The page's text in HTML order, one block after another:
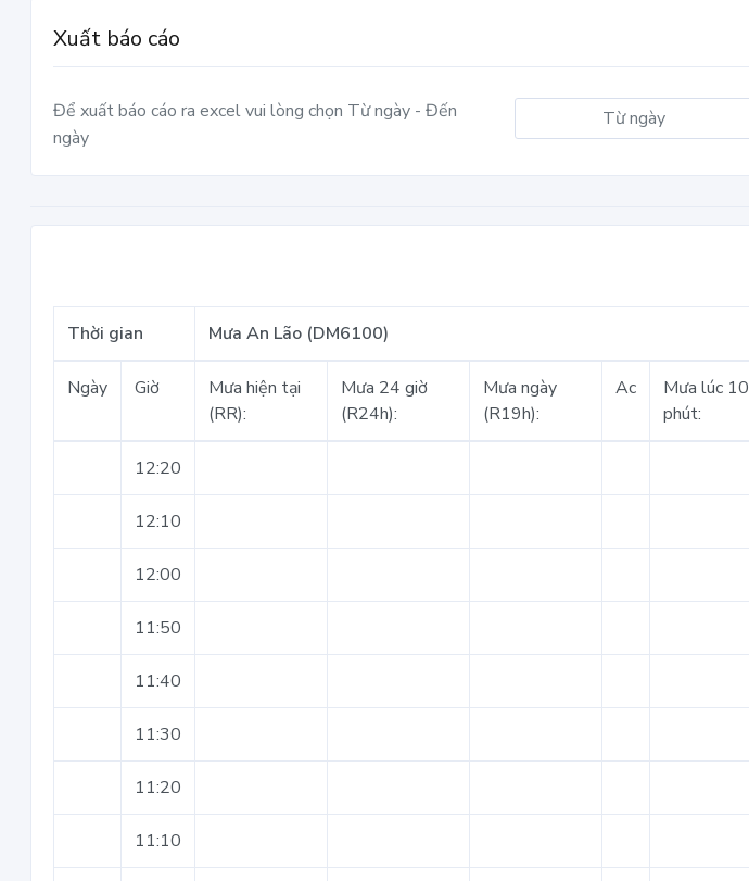
Xuất báo cáo
Để xuất báo cáo ra excel vui lòng chọn Từ ngày - Đến
ngày
Thời gian Mưa An Lão (DM6100)
Ngày Giờ
Mưa hiện tại
(RR):
Mưa 24 giờ
(R24h):
Mưa ngày
(R19h):
Ac
Mưa lúc 10
phút:
12:20
12:10
12:00
11:50
11:40
11:30
11:20
11:10